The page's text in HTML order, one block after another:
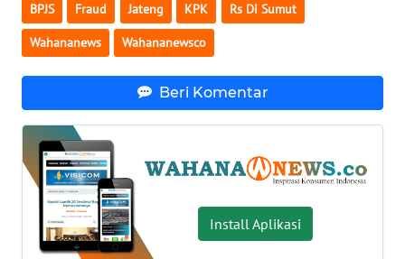
BPJS Fraud Jateng KPK Rs Di Sumut
Wahananews Wahananewsco
Beri Komentar
Install Aplikasi
WN
SUMSEL
WN
WN
LAMPUNG
WN
JATENG